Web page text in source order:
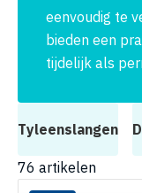
eenvoudig te
bieden een
tijdelijk als
Tyleenslangen
76 artikelen